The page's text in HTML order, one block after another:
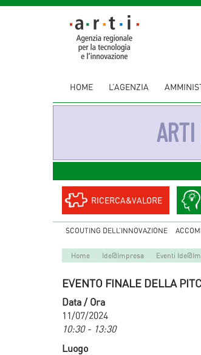
HOME L’AGENZIA
RICERCA&VALORE
SCOUTING DELL’INNOVAZIONE
Home Ide@Impresa Eventi
EVENTO FINALE DELLA
Data / Ora
11/07/2024
10:30 - 13:30
Luogo